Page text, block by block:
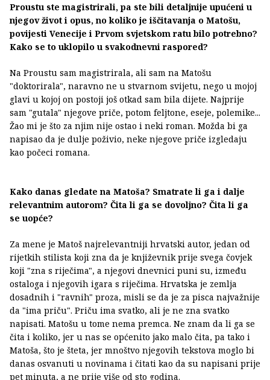
Proustu ste magistrirali, pa ste bili detaljnije upućeni u
njegov život i opus, no koliko je iščitavanja o Matošu,
povijesti Venecije i Prvom svjetskom ratu bilo potrebno?
Kako se to uklopilo u svakodnevni raspored?
Na Proustu sam magistrirala, ali sam na Matošu
"doktorirala", naravno ne u stvarnom svijetu, nego u mojoj
glavi u kojoj on postoji još otkad sam bila dijete. Najprije
sam "gutala" njegove priče, potom feljtone, eseje, polemike...
Žao mi je što za njim nije ostao i neki roman. Možda bi ga
napisao da je dulje poživio, neke njegove priče izgledaju
kao počeci romana.
Kako danas gledate na Matoša? Smatrate li ga i dalje
relevantnim autorom? Čita li ga se dovoljno? Čita li ga
se uopće?
Za mene je Matoš najrelevantniji hrvatski autor, jedan od
rijetkih stilista koji zna da je književnik prije svega čovjek
koji "zna s riječima", a njegovi dnevnici puni su, između
ostaloga i njegovih igara s riječima. Hrvatska je zemlja
dosadnih i "ravnih" proza, misli se da je za pisca najvažnije
da "ima priču". Priču ima svatko, ali je ne zna svatko
napisati. Matošu u tome nema premca. Ne znam da li ga se
čita i koliko, jer u nas se općenito jako malo čita, pa tako i
Matoša, što je šteta, jer mnoštvo njegovih tekstova moglo bi
danas osvanuti u novinama i čitati kao da su napisani prije
pet minuta, a ne prije više od sto godina.